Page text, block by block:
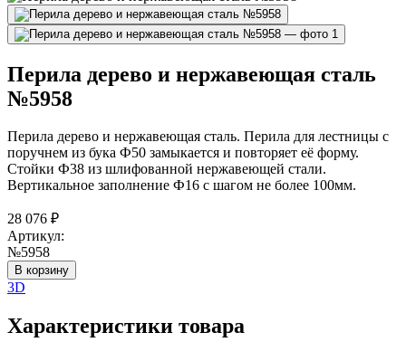
Перила дерево и нержавеющая сталь
№5958
Перила дерево и нержавеющая сталь. Перила для лестницы с
поручнем из бука Ф50 замыкается и повторяет её форму.
Стойки Ф38 из шлифованной нержавеющей стали.
Вертикальное заполнение Ф16 с шагом не более 100мм.
28 076 ₽
Артикул:
№5958
В корзину
3D
Характеристики товара